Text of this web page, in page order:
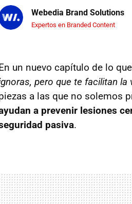
Webedia Brand Solutions
Expertos en Branded Content
un nuevo capítulo de lo
pero que te facilitan la
a las que no solemos
a prevenir lesiones
pasiva.